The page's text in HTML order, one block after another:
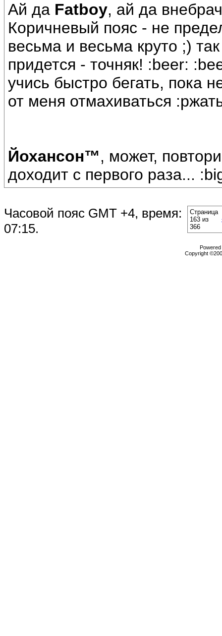
Ай да Fatboy, ай да
Коричневый пояс - не
весьма и весьма круто ;)
придется - точняк! :beer:
учись быстро бегать, пока
от меня отмахиваться
Йохансон™, может,
доходит с первого раза...
Часовой пояс GMT +4, время:
07:15.
Страница
163 из
366
Copyright